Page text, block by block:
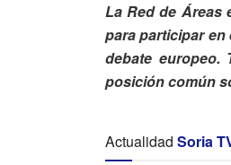
La Red de Áreas
para participar
debate europeo.
posición común
Actualidad Soria